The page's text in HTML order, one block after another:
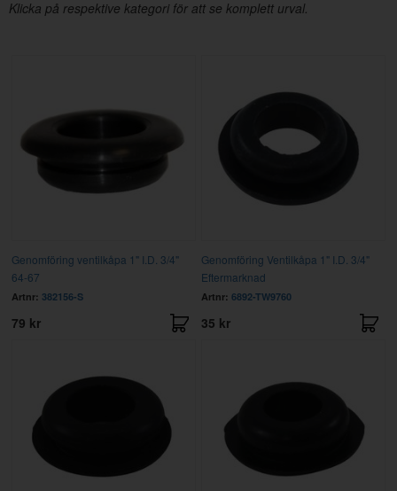
Klicka på respektive kategori för att se komplett urval.
Genomföring ventilkåpa 1" I.D. 3/4"
64-67
Artnr: 382156-S
79 kr
Genomföring Ventilkåpa 1" I.D. 3/4"
Eftermarknad
Artnr: 6892-TW9760
35 kr